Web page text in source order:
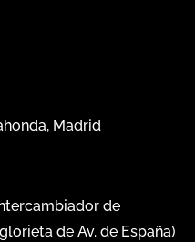
Madrid
de
de Av. de España)